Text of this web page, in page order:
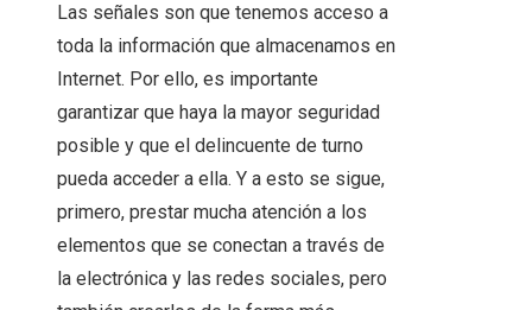
Las señales son que tenemos acceso a
toda la información que almacenamos en
Internet. Por ello, es importante
garantizar que haya la mayor seguridad
posible y que el delincuente de turno
pueda acceder a ella. Y a esto se sigue,
primero, prestar mucha atención a los
elementos que se conectan a través de
la electrónica y las redes sociales, pero